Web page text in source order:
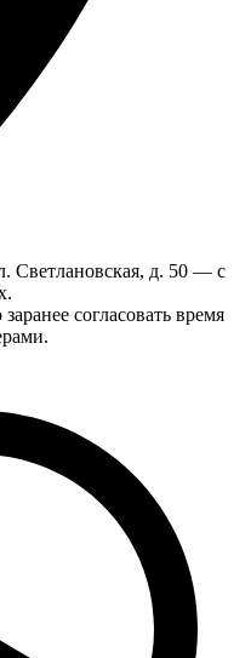
Светлановская, д. 50 — с
согласовать время